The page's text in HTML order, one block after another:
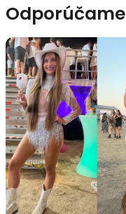
Odporúčame